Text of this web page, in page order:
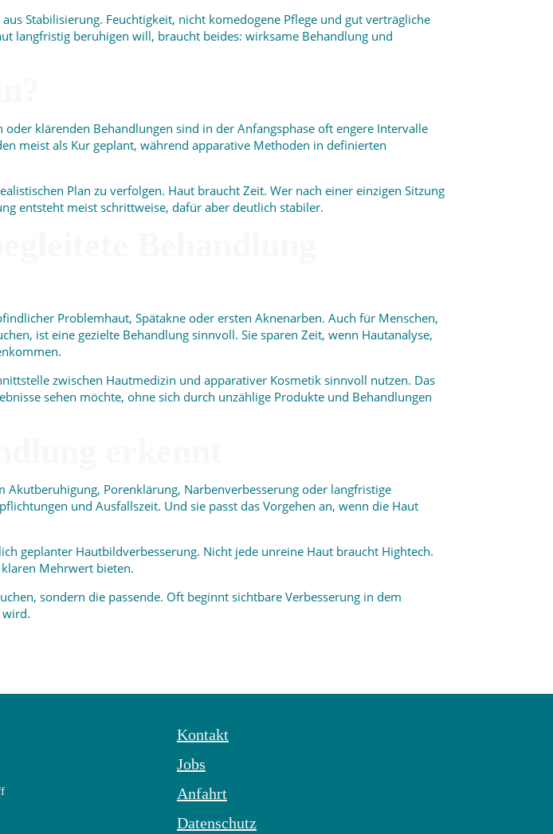
Stabilisierung. Feuchtigkeit, nicht komedogene Pflege und gut verträgliche
langfristig beruhigen will, braucht beides: wirksame Behandlung und
klärenden Behandlungen sind in der Anfangsphase oft engere Intervalle
meist als Kur geplant, während apparative Methoden in definierten
Plan zu verfolgen. Haut braucht Zeit. Wer nach einer einzigen Sitzung
entsteht meist schrittweise, dafür aber deutlich stabiler.
Problemhaut, Spätakne oder ersten Aknenarben. Auch für Menschen,
ist eine gezielte Behandlung sinnvoll. Sie sparen Zeit, wenn Hautanalyse,
zwischen Hautmedizin und apparativer Kosmetik sinnvoll nutzen. Das
sehen möchte, ohne sich durch unzählige Produkte und Behandlungen
Porenklärung, Narbenverbesserung oder langfristige
und Ausfallszeit. Und sie passt das Vorgehen an, wenn die Haut
geplanter Hautbildverbesserung. Nicht jede unreine Haut braucht Hightech.
Mehrwert bieten.
sondern die passende. Oft beginnt sichtbare Verbesserung in dem
Kontakt
Jobs
Anfahrt
Datenschutz